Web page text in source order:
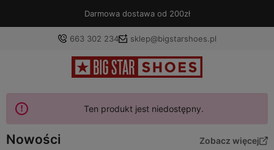
Darmowa dostawa od 200zł
663 302 234 sklep@bigstarshoes.pl
Ten produkt jest niedostępny.
Nowości Zobacz więcej